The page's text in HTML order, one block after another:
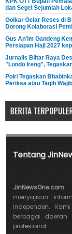
dan Segel Sejumlah
Golkar Gelar Reses di
Dorong Kolaborasi
Gus An'im Gandeng
Persiapan Haji 2027
Jurnalis Blitar Raya
"Londo Ireng",
Polri Tegaskan
Periksa atau Tagih
BERITA
Tentang
JinNewsOne.com
menyajikan
independen.
berbagai
profesional.